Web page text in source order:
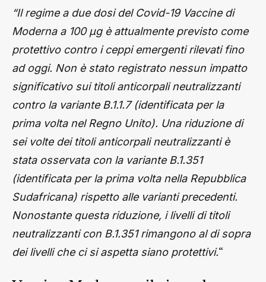
“Il regime a due dosi del Covid-19 Vaccine di
Moderna a 100 µg è attualmente previsto come
protettivo contro i ceppi emergenti rilevati fino
ad oggi. Non è stato registrato nessun impatto
significativo sui titoli anticorpali neutralizzanti
contro la variante B.1.1.7 (identificata per la
prima volta nel Regno Unito). Una riduzione di
sei volte dei titoli anticorpali neutralizzanti è
stata osservata con la variante B.1.351
(identificata per la prima volta nella Repubblica
Sudafricana) rispetto alle varianti precedenti.
Nonostante questa riduzione, i livelli di titoli
neutralizzanti con B.1.351 rimangono al di sopra
dei livelli che ci si aspetta siano protettivi.“